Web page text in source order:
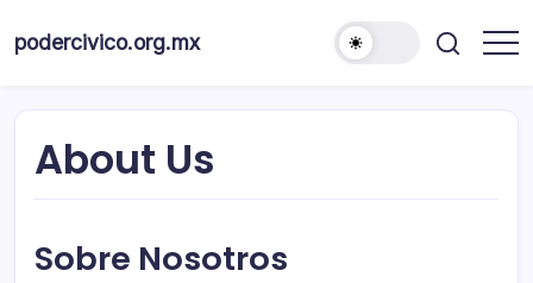
podercivico.org.mx
About Us
Sobre Nosotros